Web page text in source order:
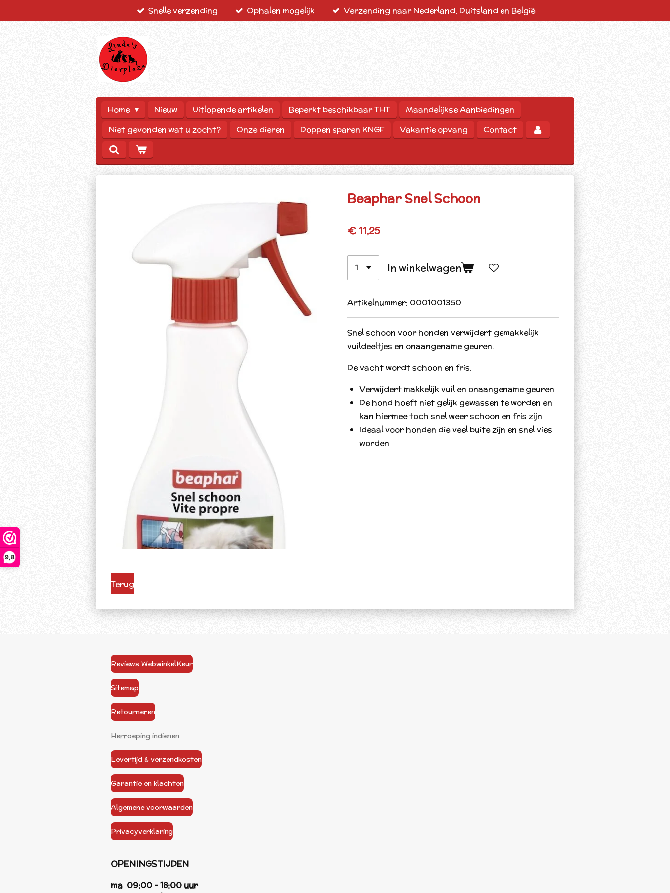
9,8
Snelle verzending Ophalen mogelijk Verzending naar Nederland, Duitsland en België
Home Nieuw Uitlopende artikelen Beperkt beschikbaar THT
Maandelijkse Aanbiedingen
Niet gevonden wat u zocht?
Onze dieren Doppen sparen KNGF Vakantie opvang Contact
Beaphar Snel Schoon
€ 11,25
In winkelwagen
Artikelnummer: 0001001350
Snel schoon voor honden verwijdert gemakkelijk
vuildeeltjes en onaangename geuren.
De vacht wordt schoon en fris.
Verwijdert makkelijk vuil en onaangename geuren
De hond hoeft niet gelijk gewassen te worden en
kan hiermee toch snel weer schoon en fris zijn
Ideaal voor honden die veel buite zijn en snel vies
worden
Terug
Reviews WebwinkelKeur
Sitemap
Retourneren
Herroeping indienen
Levertijd & verzendkosten
Garantie en klachten
Algemene voorwaarden
Privacyverklaring
OPENINGSTIJDEN
ma 09:00 - 18:00 uur